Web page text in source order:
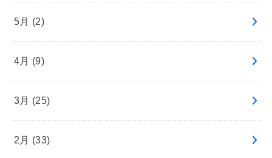
5月 (2)
4月 (9)
3月 (25)
2月 (33)